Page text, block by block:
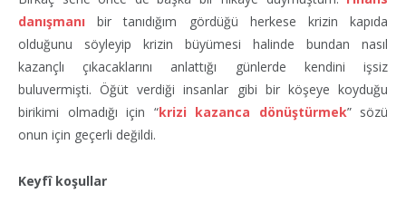
danışmanı bir tanıdığım gördüğü herkese krizin kapıda
olduğunu söyleyip krizin büyümesi halinde bundan nasıl
kazançlı çıkacaklarını anlattığı günlerde kendini işsiz
buluvermişti. Öğüt verdiği insanlar gibi bir köşeye koyduğu
birikimi olmadığı için “krizi kazanca dönüştürmek” sözü
onun için geçerli değildi.
Keyfî koşullar